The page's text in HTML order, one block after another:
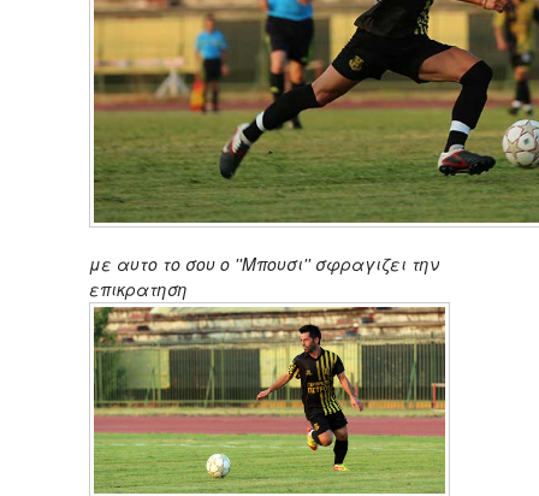
με αυτο το σου ο ''Μπουσι'' σφραγιζει την
επικρατηση